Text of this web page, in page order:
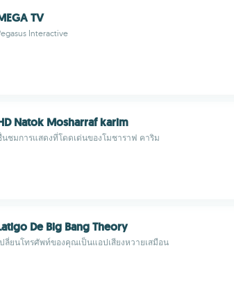
TV
Interactive
Natok Mosharraf karim
นชมการแสดงที่โดดเด่นของโมชาราฟ คาริม
De Big Bang Theory
ปลี่ยนโทรศัพท์ของคุณเป็นแอปเสียงหวายเสมือน